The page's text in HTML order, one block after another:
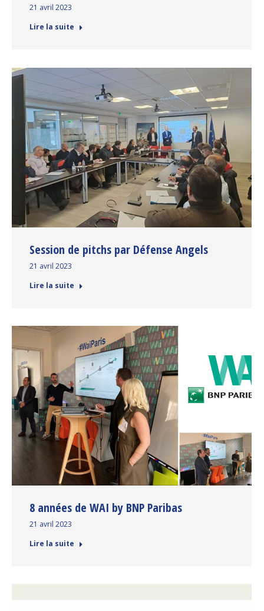
21 avril 2023
Lire la suite
Session de pitchs par Défense Angels
21 avril 2023
Lire la suite
8 années de WAI by BNP Paribas
21 avril 2023
Lire la suite